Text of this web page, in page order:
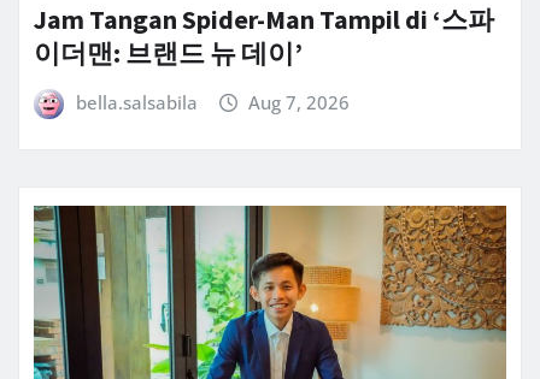
Jam Tangan Spider-Man Tampil di ‘스파
이더맨: 브랜드 뉴 데이’
bella.salsabila Aug 7, 2026